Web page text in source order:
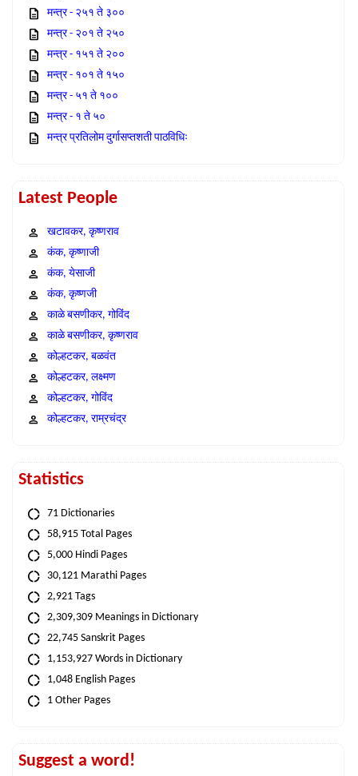
मन्त्र - २५१ ते ३००
मन्त्र - २०१ ते २५०
मन्त्र - १५१ ते २००
मन्त्र - १०१ ते १५०
मन्त्र - ५१ ते १००
मन्त्र - १ ते ५०
मन्त्र प्रतिलोम दुर्गासप्तशती पाठविधिः
Latest People
खटावकर, कृष्णराव
कंक, कृष्णाजी
कंक, येसाजी
कंक, कृष्णजी
काळे बसणीकर, गोविंद
काळे बसणीकर, कृष्णराव
कोल्हटकर, बळवंत
कोल्हटकर, लक्ष्मण
कोल्हटकर, गोविंद
कोल्हटकर, राम्रचंद्र
Statistics
71 Dictionaries
58,915 Total Pages
5,000 Hindi Pages
30,121 Marathi Pages
2,921 Tags
2,309,309 Meanings in Dictionary
22,745 Sanskrit Pages
1,153,927 Words in Dictionary
1,048 English Pages
1 Other Pages
Suggest a word!